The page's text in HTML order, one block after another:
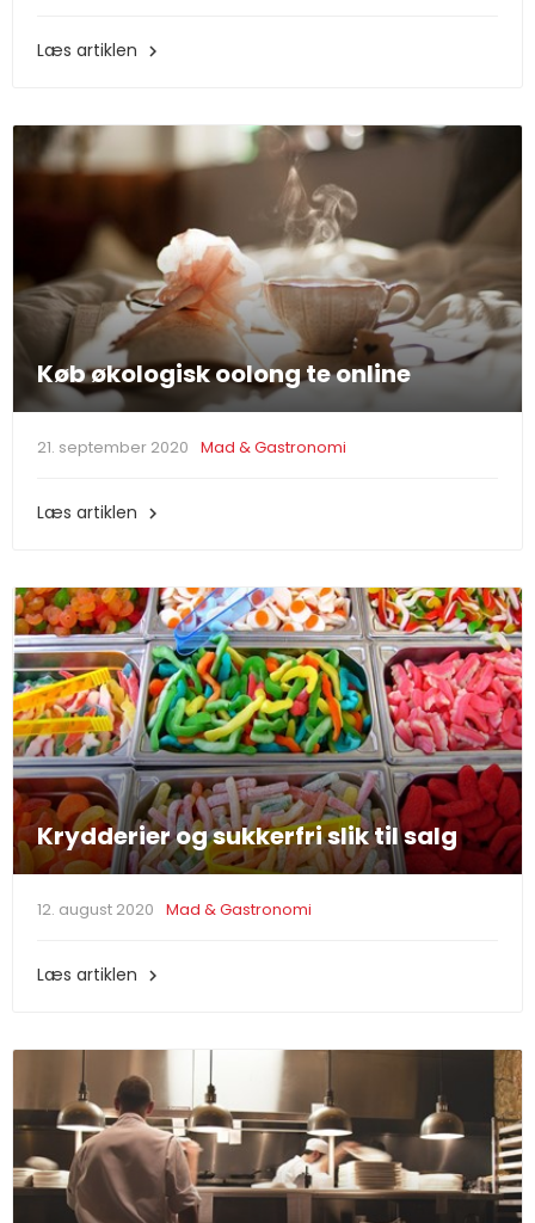
Læs artiklen 
Køb økologisk oolong te online
21. september 2020 Mad & Gastronomi
Læs artiklen 
Krydderier og sukkerfri slik til salg
12. august 2020 Mad & Gastronomi
Læs artiklen 